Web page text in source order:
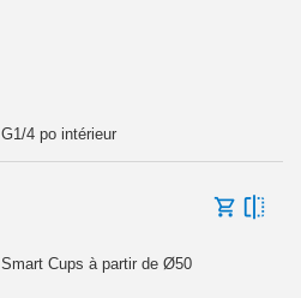
G1/4 po intérieur
Smart Cups à partir de Ø50